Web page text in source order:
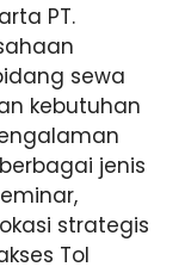
PT.
sewa
kebutuhan
jenis
strategis
Tol